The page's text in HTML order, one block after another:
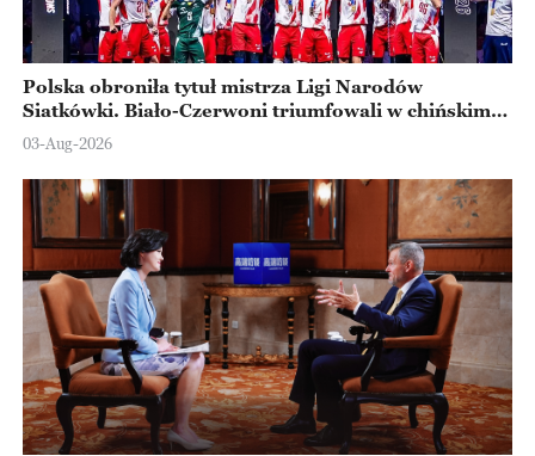
Polska obroniła tytuł mistrza Ligi Narodów
Siatkówki. Biało-Czerwoni triumfowali w chińskim
Ningbo
03-Aug-2026